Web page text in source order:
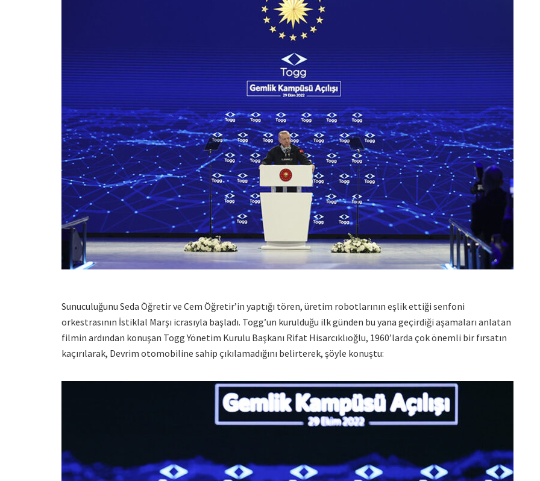
Sunuculuğunu Seda Öğretir ve Cem Öğretir’in yaptığı tören, üretim robotlarının eşlik ettiği senfoni
orkestrasının İstiklal Marşı icrasıyla başladı. Togg’un kurulduğu ilk günden bu yana geçirdiği aşamaları anlatan
filmin ardından konuşan Togg Yönetim Kurulu Başkanı Rifat Hisarcıklıoğlu, 1960’larda çok önemli bir fırsatın
kaçırılarak, Devrim otomobiline sahip çıkılamadığını belirterek, şöyle konuştu: